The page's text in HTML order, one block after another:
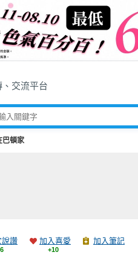
交流平台
巴頓家
說讚 加入喜愛
+10
加入筆記